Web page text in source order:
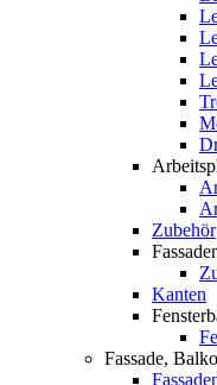
Zubehör
Kanten
Fassade,